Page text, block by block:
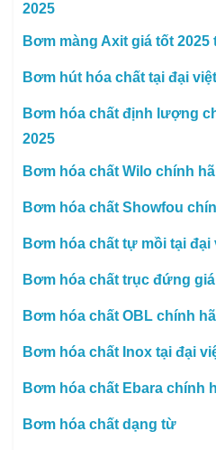
2025
Bơm màng Axit giá tốt 2025
Bơm hút hóa chất tại đại
Bơm hóa chất định lượng
2025
Bơm hóa chất Wilo chính
Bơm hóa chất Showfou
Bơm hóa chất tự mồi tại đại
Bơm hóa chất trục đứng
Bơm hóa chất OBL chính
Bơm hóa chất Inox tại đại
Bơm hóa chất Ebara chính
Bơm hóa chất dạng từ